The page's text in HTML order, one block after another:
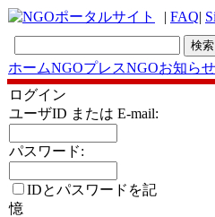
| FAQ|
ホームNGOプレスNGOお知ら
ログイン
ユーザID または E-mail:
パスワード:
IDとパスワードを記
憶